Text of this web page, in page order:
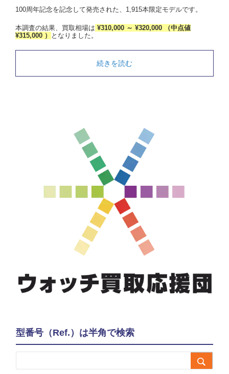
100周年記念を記念して発売された、1,915本限定モデルです。
本調査の結果、買取相場は ¥310,000 ～ ¥320,000 （中点値
¥315,000 ）
となりました。
続きを読む
型番号（Ref.）は半角で検索
